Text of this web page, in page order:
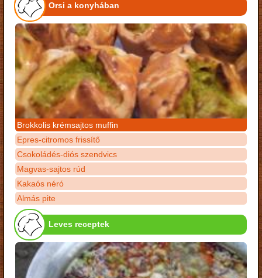
Orsi a konyhában
Brokkolis krémsajtos muffin
Epres-citromos frissítő
Csokoládés-diós szendvics
Magvas-sajtos rúd
Kakaós néró
Almás pite
Leves receptek